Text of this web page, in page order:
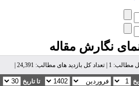
نگارش مقاله
های مطالب: 24,391 |
تا تاریخ